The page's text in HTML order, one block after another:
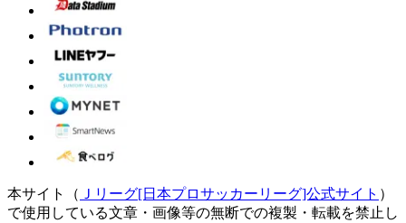
本サイト（ Ｊリーグ[日本プロサッカーリーグ]公式サイト ）
で使用している文章・画像等の無断での複製・転載を禁止し